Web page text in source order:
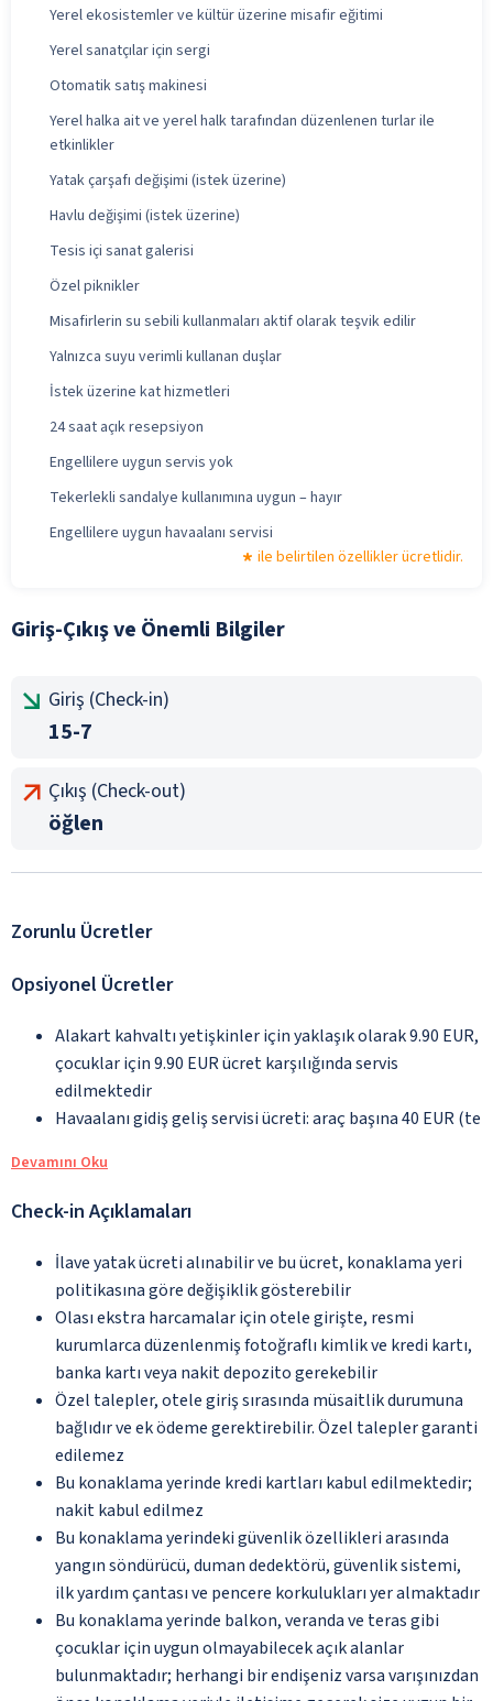
Yerel ekosistemler ve kültür üzerine misafir eğitimi
Yerel sanatçılar için sergi
Otomatik satış makinesi
Yerel halka ait ve yerel halk tarafından düzenlenen turlar ile
etkinlikler
Yatak çarşafı değişimi (istek üzerine)
Havlu değişimi (istek üzerine)
Tesis içi sanat galerisi
Özel piknikler
Misafirlerin su sebili kullanmaları aktif olarak teşvik edilir
Yalnızca suyu verimli kullanan duşlar
İstek üzerine kat hizmetleri
24 saat açık resepsiyon
Engellilere uygun servis yok
Tekerlekli sandalye kullanımına uygun – hayır
Engellilere uygun havaalanı servisi
ile belirtilen özellikler ücretlidir.
Giriş-Çıkış ve Önemli Bilgiler
Giriş (Check-in)
15-7
Çıkış (Check-out)
öğlen
Zorunlu Ücretler
Opsiyonel Ücretler
Alakart kahvaltı yetişkinler için yaklaşık olarak 9.90 EUR,
çocuklar için 9.90 EUR ücret karşılığında servis
edilmektedir
Havaalanı gidiş geliş servisi ücreti: araç başına 40 EUR (te
Devamını Oku
Check-in Açıklamaları
İlave yatak ücreti alınabilir ve bu ücret, konaklama yeri
politikasına göre değişiklik gösterebilir
Olası ekstra harcamalar için otele girişte, resmi
kurumlarca düzenlenmiş fotoğraflı kimlik ve kredi kartı,
banka kartı veya nakit depozito gerekebilir
Özel talepler, otele giriş sırasında müsaitlik durumuna
bağlıdır ve ek ödeme gerektirebilir. Özel talepler garanti
edilemez
Bu konaklama yerinde kredi kartları kabul edilmektedir;
nakit kabul edilmez
Bu konaklama yerindeki güvenlik özellikleri arasında
yangın söndürücü, duman dedektörü, güvenlik sistemi,
ilk yardım çantası ve pencere korkulukları yer almaktadır
Bu konaklama yerinde balkon, veranda ve teras gibi
çocuklar için uygun olmayabilecek açık alanlar
bulunmaktadır; herhangi bir endişeniz varsa varışınızdan